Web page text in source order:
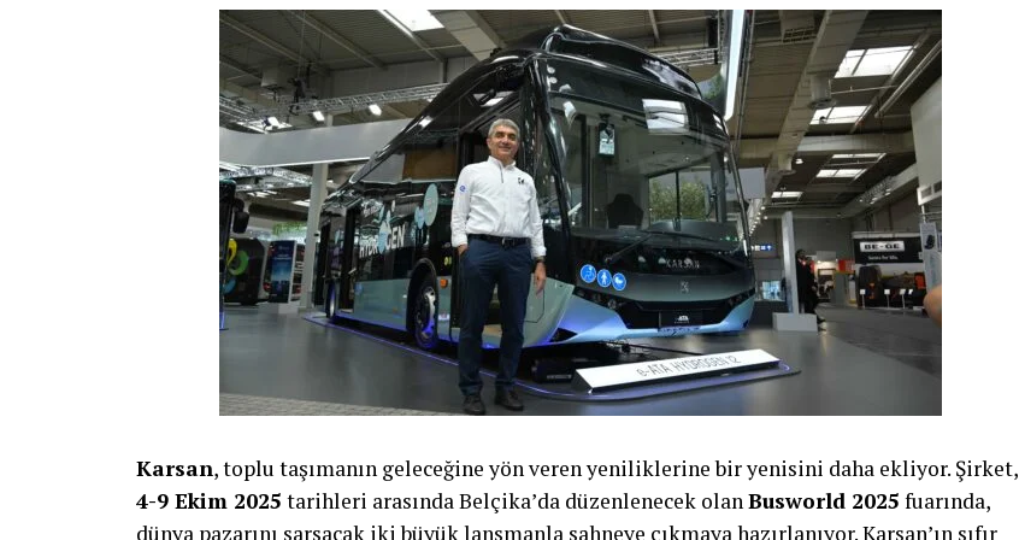
Volvo FH Aero Electric: 700 km’ye kadar menzil, megawatt şarj ve yüksek taşıma
kapasitesi
Yeni uzun menzilli çekici Volvo FH Aero Electric, yeni bir tahrik sistemi teknolojisi olan
sayesinde tek şarjla 700 km’ye kadar yol kat edebiliyor ve bu da araçta önemli ölçüde
daha fazla batarya kapasitesi için yer açıyor. Kamyon, yeni MCS (Megawatt Şarj Sistemi)
standardına uyarlanarak, 8 bataryanın %20’den %80’e kadar şarj edilebilmesi yaklaşık 50
dakika sürüyor. Bu da, şarj süresinin AB’deki kamyon sürücüleri için yasal olarak belirlenen
dinlenme süresi içinde yapılabileceği ve böylece yüksek verimliliğe katkı sağlanılabileceği
anlamına geliyor.
Volvo Trucks Başkanı Roger Alm ; “Geliştirdiğimiz ve genişlettiğimiz ürün yelpazemizde
taşımacılık görevleri için sunduğumuz elektrikli çözümlerimize; 700 km’ye kadar menzile
sahip son teknoloji ürünü bir elektrikli çekiciyi de ekliyoruz. Dünya genelindeki kamyon
taşımacılığının büyük bir bölümünün gelecekte elektrikli araçlar tarafından
gerçekleştirileceğine olan inancımızda kararlıyız. Yeni kamyonlarımızın muhteşem
performansı göz önüne alındığında, bunun nedenini anlamak kolay. Sektörün en iyisi
Karsan, toplu taşımanın geleceğine yön veren yeniliklerine bir yenisini daha ekliyor. Şirket,
4-9 Ekim 2025 tarihleri arasında Belçika’da düzenlenecek olanBusworld 2025 fuarında,
dünya pazarını sarsacak iki büyük lansmanla sahneye çıkmaya hazırlanıyor. Karsan’ın sıfır